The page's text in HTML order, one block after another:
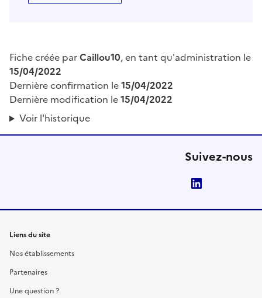
Fiche créée parCaillou10, en tant qu'administration le
15/04/2022
Dernière confirmation le15/04/2022
Dernière modification le15/04/2022
Voir l'historique
Suivez-nous
Liens du site
Nos établissements
Partenaires
Une question ?